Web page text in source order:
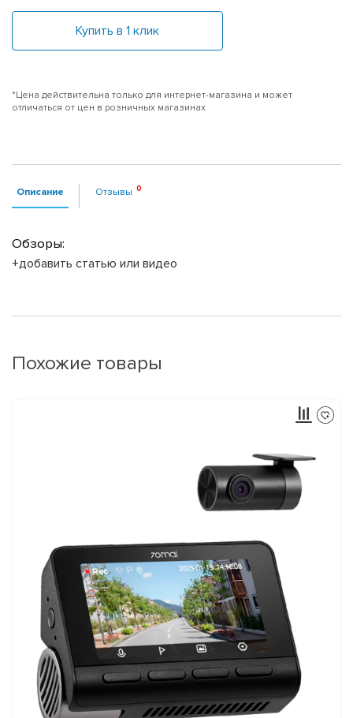
Купить в 1 клик
*Цена действительна только для интернет-магазина и может
отличаться от цен в розничных магазинах
Описание Отзывы
Обзоры:
+добавить статью или видео
Похожие товары